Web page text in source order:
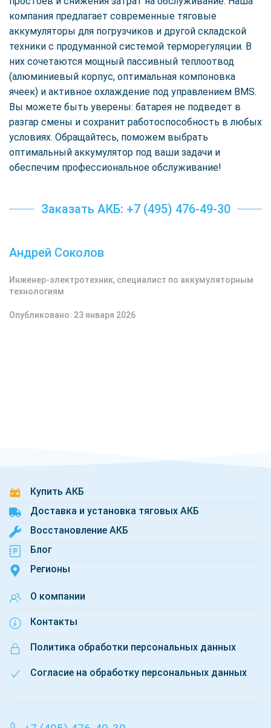
компания предлагает современные тяговые
аккумуляторы для погрузчиков и другой складской
техники с продуманной системой терморегуляции. В
них сочетаются мощный пассивный теплоотвод
(алюминиевый корпус, оптимальная компоновка
ячеек) и активное охлаждение под управлением BMS.
Вы можете быть уверены: батарея не подведет в
разгар смены и сохранит работоспособность в любых
условиях. Обращайтесь, поможем выбрать
оптимальный аккумулятор под ваши задачи и
обеспечим профессиональное обслуживание!
Заказать АКБ: +7 (495) 476-49-30
Андрей Соколов
Инженер-электротехник, специалист по аккумуляторным
технологиям
Опубликовано: 23 января 2026
Купить АКБ
Доставка и установка тяговых АКБ
Восстановление АКБ
Блог
Регионы
О компании
Контакты
Политика обработки персональных данных
Согласие на обработку персональных данных